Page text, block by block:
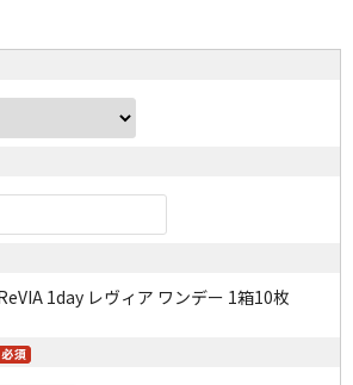
1day レヴィア ワンデー 1箱10枚